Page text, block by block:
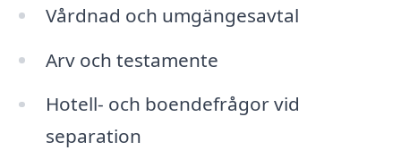
Vårdnad och umgängesavtal
Arv och testamente
Hotell- och boendefrågor vid
separation